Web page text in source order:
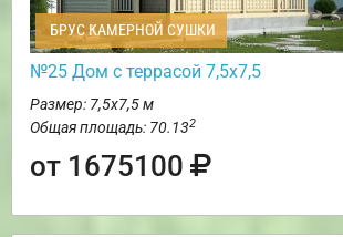
БРУС КАМЕРНОЙ СУШКИ
№25 Дом с террасой 7,5х7,5
Размер: 7,5х7,5 м
Общая площадь: 70.132
от 1675100